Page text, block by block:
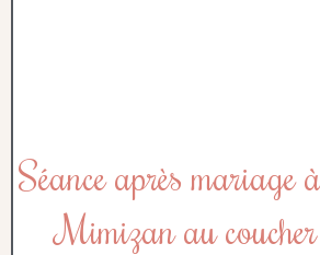
Séance après mariage
Mimizan au